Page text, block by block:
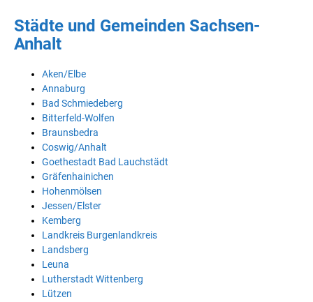
Städte und Gemeinden Sachsen-
Anhalt
Aken/Elbe
Annaburg
Bad Schmiedeberg
Bitterfeld-Wolfen
Braunsbedra
Coswig/Anhalt
Goethestadt Bad Lauchstädt
Gräfenhainichen
Hohenmölsen
Jessen/Elster
Kemberg
Landkreis Burgenlandkreis
Landsberg
Leuna
Lutherstadt Wittenberg
Lützen